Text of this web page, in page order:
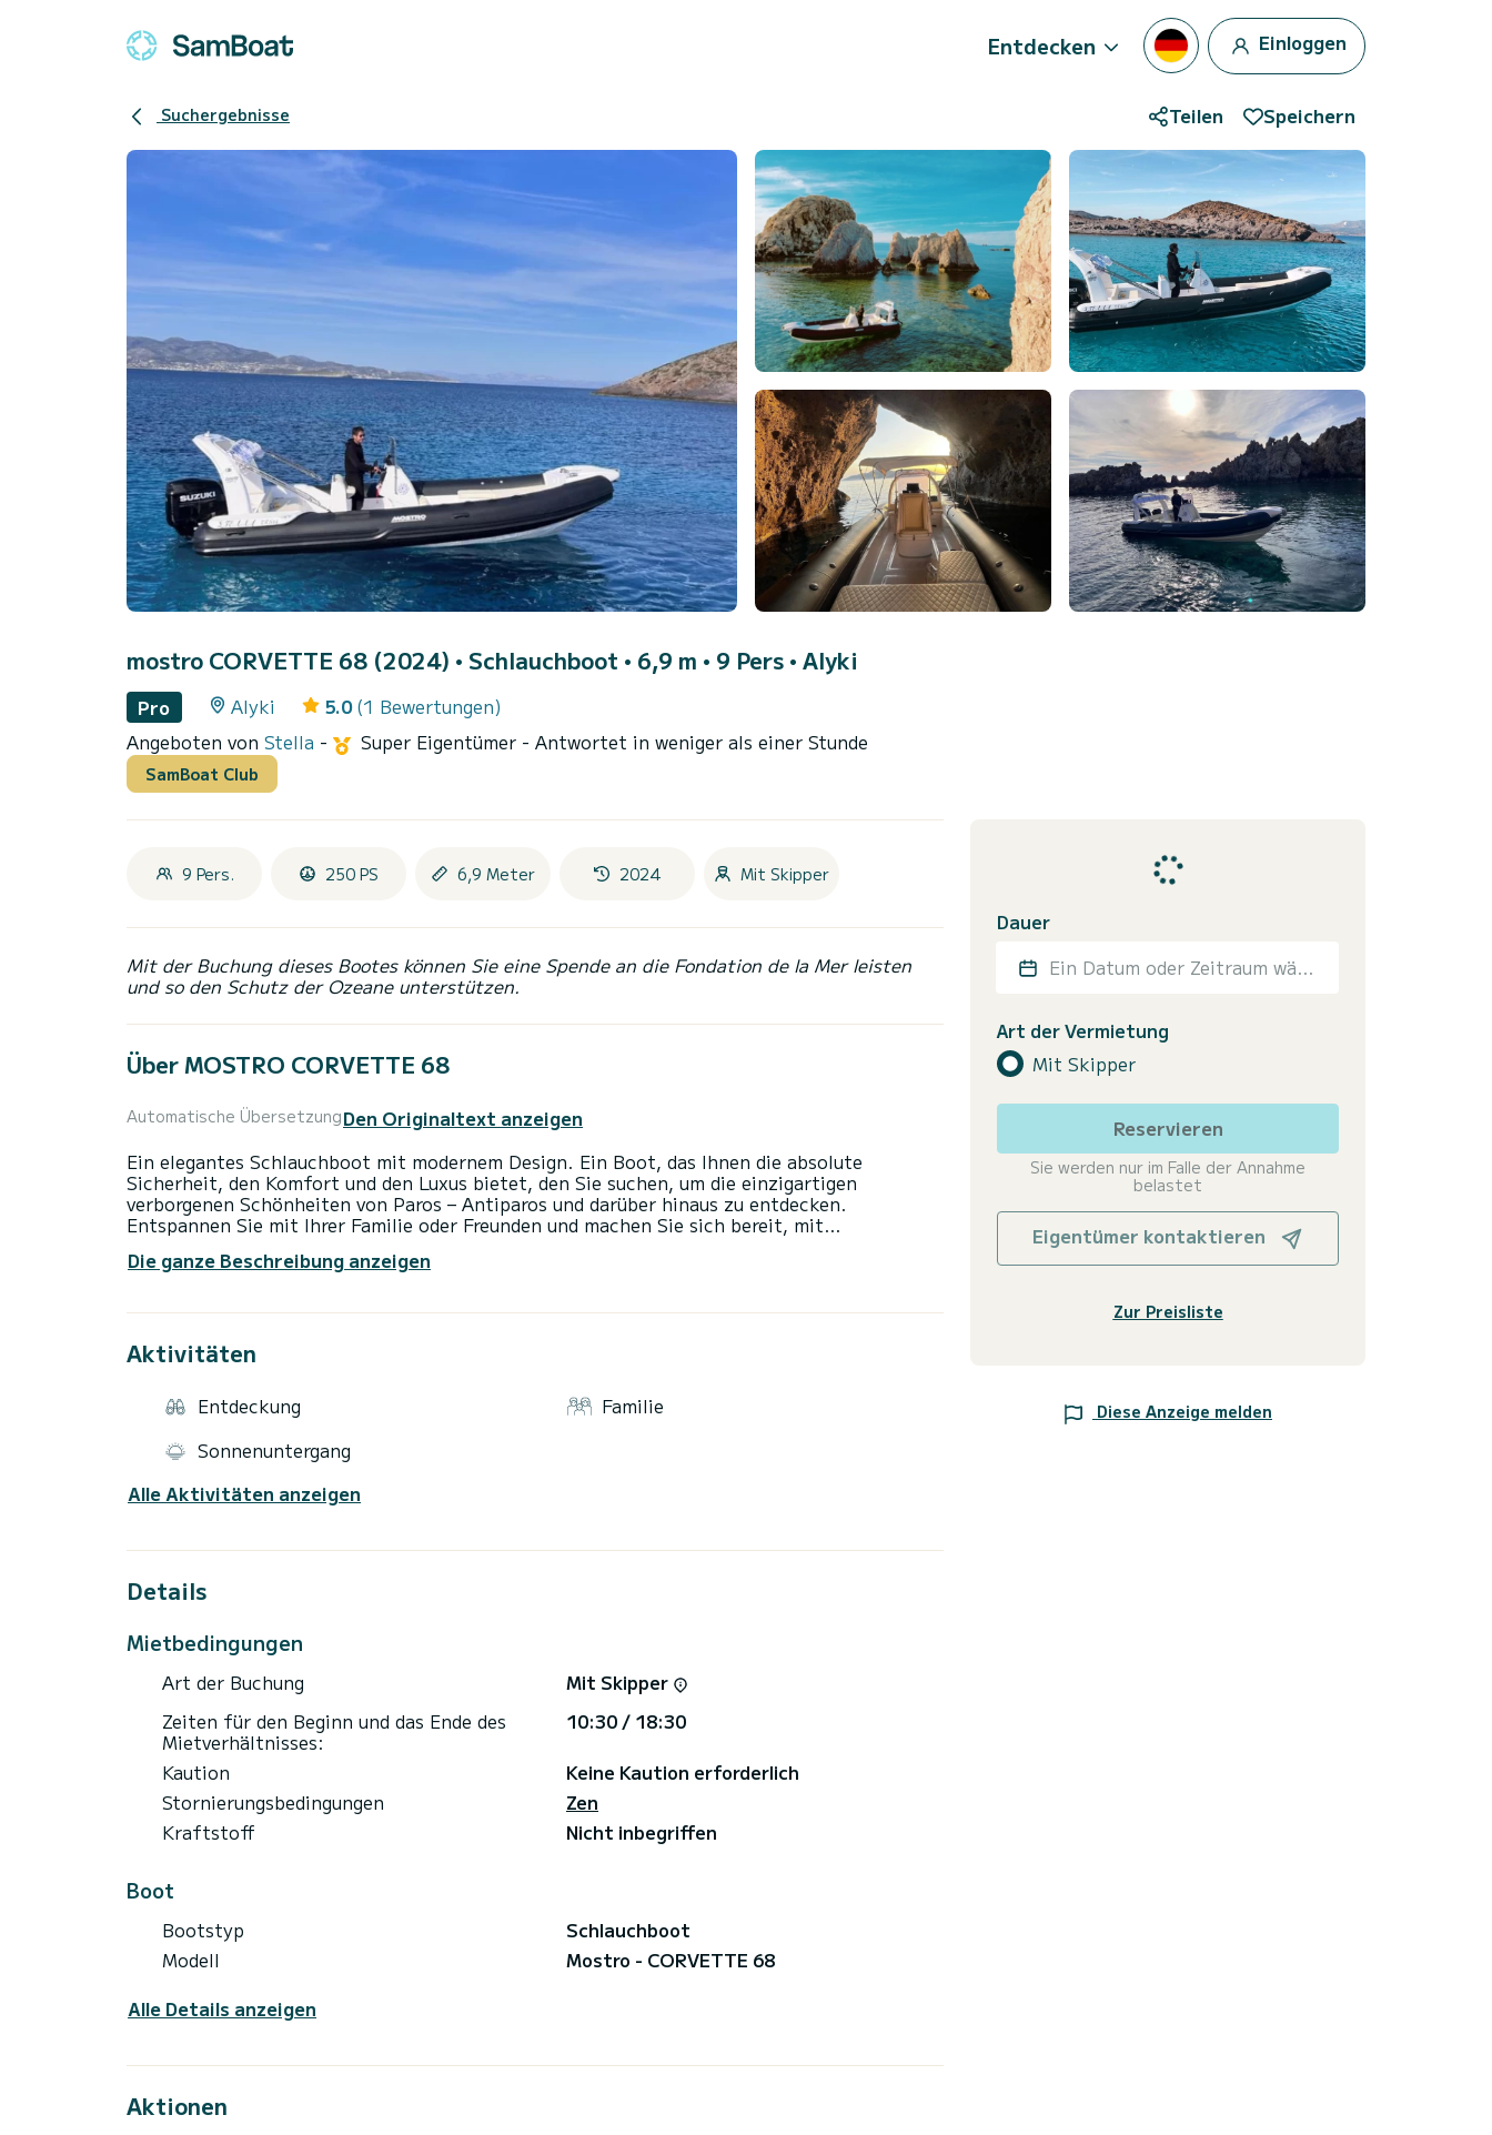
Entdecken Einloggen
Suchergebnisse Teilen Speichern
mostro CORVETTE 68 (2024) • Schlauchboot • 6,9 m • 9 Pers • Alyki
Pro Alyki 5.0 (1 Bewertungen)
Angeboten von Stella - Super Eigentümer - Antwortet in weniger als einer Stunde
SamBoat Club
9 Pers. 250 PS 6,9 Meter 2024 Mit Skipper
Mit der Buchung dieses Bootes können Sie eine Spende an die Fondation de la Mer leisten
und so den Schutz der Ozeane unterstützen.
Über MOSTRO CORVETTE 68
Automatische ÜbersetzungDen Originaltext anzeigen
Ein elegantes Schlauchboot mit modernem Design. Ein Boot, das Ihnen die absolute
Sicherheit, den Komfort und den Luxus bietet, den Sie suchen, um die einzigartigen
verborgenen Schönheiten von Paros – Antiparos und darüber hinaus zu entdecken.
Entspannen Sie mit Ihrer Familie oder Freunden und machen Sie sich bereit, mit
auch ein spezielles „Sonnenuntergangskreuzfahrt“-Angebot verfügbar. Von 19:00 bis 21:00
beträgt 450 €. Die Skippergebühr ist bei der Abfahrt zu entrichten. Treibstoff ist extra und
Die ganze Beschreibung anzeigen
Aktivitäten
Entdeckung
Familie
Sonnenuntergang
Alle Aktivitäten anzeigen
Details
Mietbedingungen
Art der Buchung
Mit Skipper
Zeiten für den Beginn und das Ende des
Mietverhältnisses:
10:30 / 18:30
Kaution
Keine Kaution erforderlich
Stornierungsbedingungen
Zen
Kraftstoff
Nicht inbegriffen
Boot
Bootstyp
Schlauchboot
Modell
Mostro - CORVETTE 68
Alle Details anzeigen
Aktionen
Dauer
Ein Datum oder Zeitraum wählen
Art der Vermietung
Mit Skipper
Reservieren
Sie werden nur im Falle der Annahme
belastet
Eigentümer kontaktieren
Zur Preisliste
Diese Anzeige melden